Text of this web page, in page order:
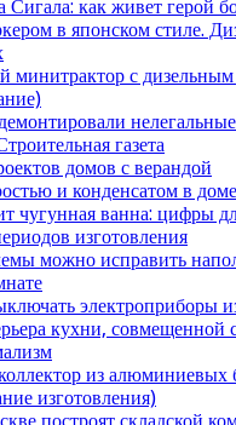
как живет герой
в японском стиле.
минитрактор с дизельным
газета
домов с верандой
и конденсатом в
чугунная ванна: цифры
изготовления
можно исправить
электроприборы
кухни, совмещенной
из алюминиевых
изготовления)